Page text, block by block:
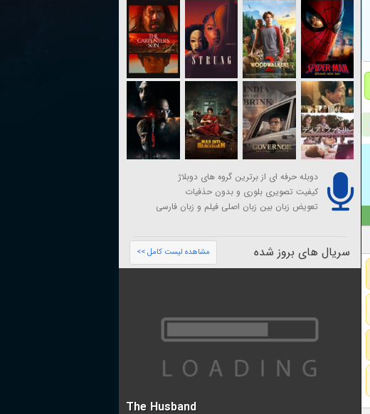
دوبله حرفه ای از برترین گروه های دوبلاژ
کیفیت تصویری بلوری و بدون حذفیات
تعویض زبان بین زبان اصلی فیلم و زبان فارسی
سریال های بروز شده مشاهده لیست کامل >>
The Husband